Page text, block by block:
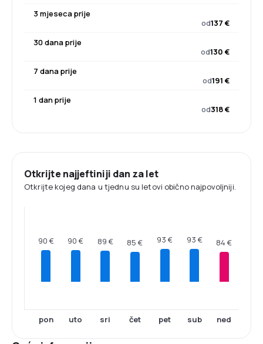
3 mjeseca prije
od137 €
30 dana prije
od130 €
7 dana prije
od191 €
1 dan prije
od318 €
Otkrijte najjeftiniji dan za let
Otkrijte kojeg dana u tjednu su letovi obično najpovoljniji.
90 €
pon
90 €
uto
89 €
sri
85 €
čet
93 €
pet
93 €
sub
84 €
ned